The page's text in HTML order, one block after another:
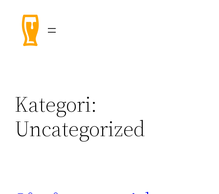
Kategori:
Uncategorized